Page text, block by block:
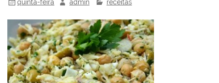
quinta-feira admin receitas